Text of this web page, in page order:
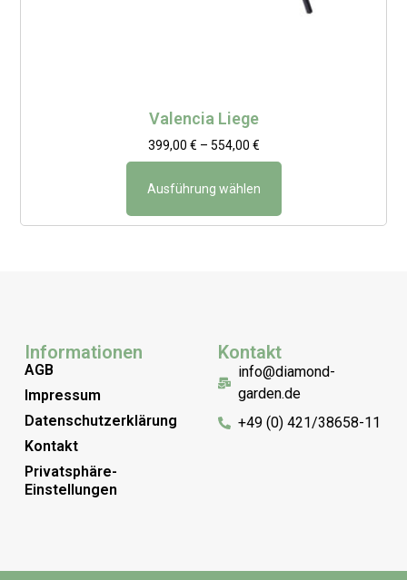
Valencia Liege
399,00 € – 554,00 €
Ausführung wählen
Informationen
AGB
Impressum
Datenschutzerklärung
Kontakt
Privatsphäre-
Einstellungen
Kontakt
info@diamond-
garden.de
+49 (0) 421/38658-11